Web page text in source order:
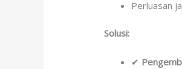
Perluasan
Solusi:
✔